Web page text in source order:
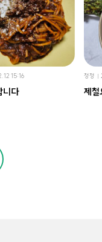
15:16
니다
정정
제철